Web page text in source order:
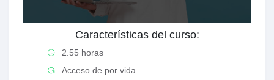
Características del curso:
2.55 horas
Acceso de por vida